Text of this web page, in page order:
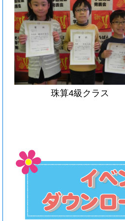
珠算4級クラス